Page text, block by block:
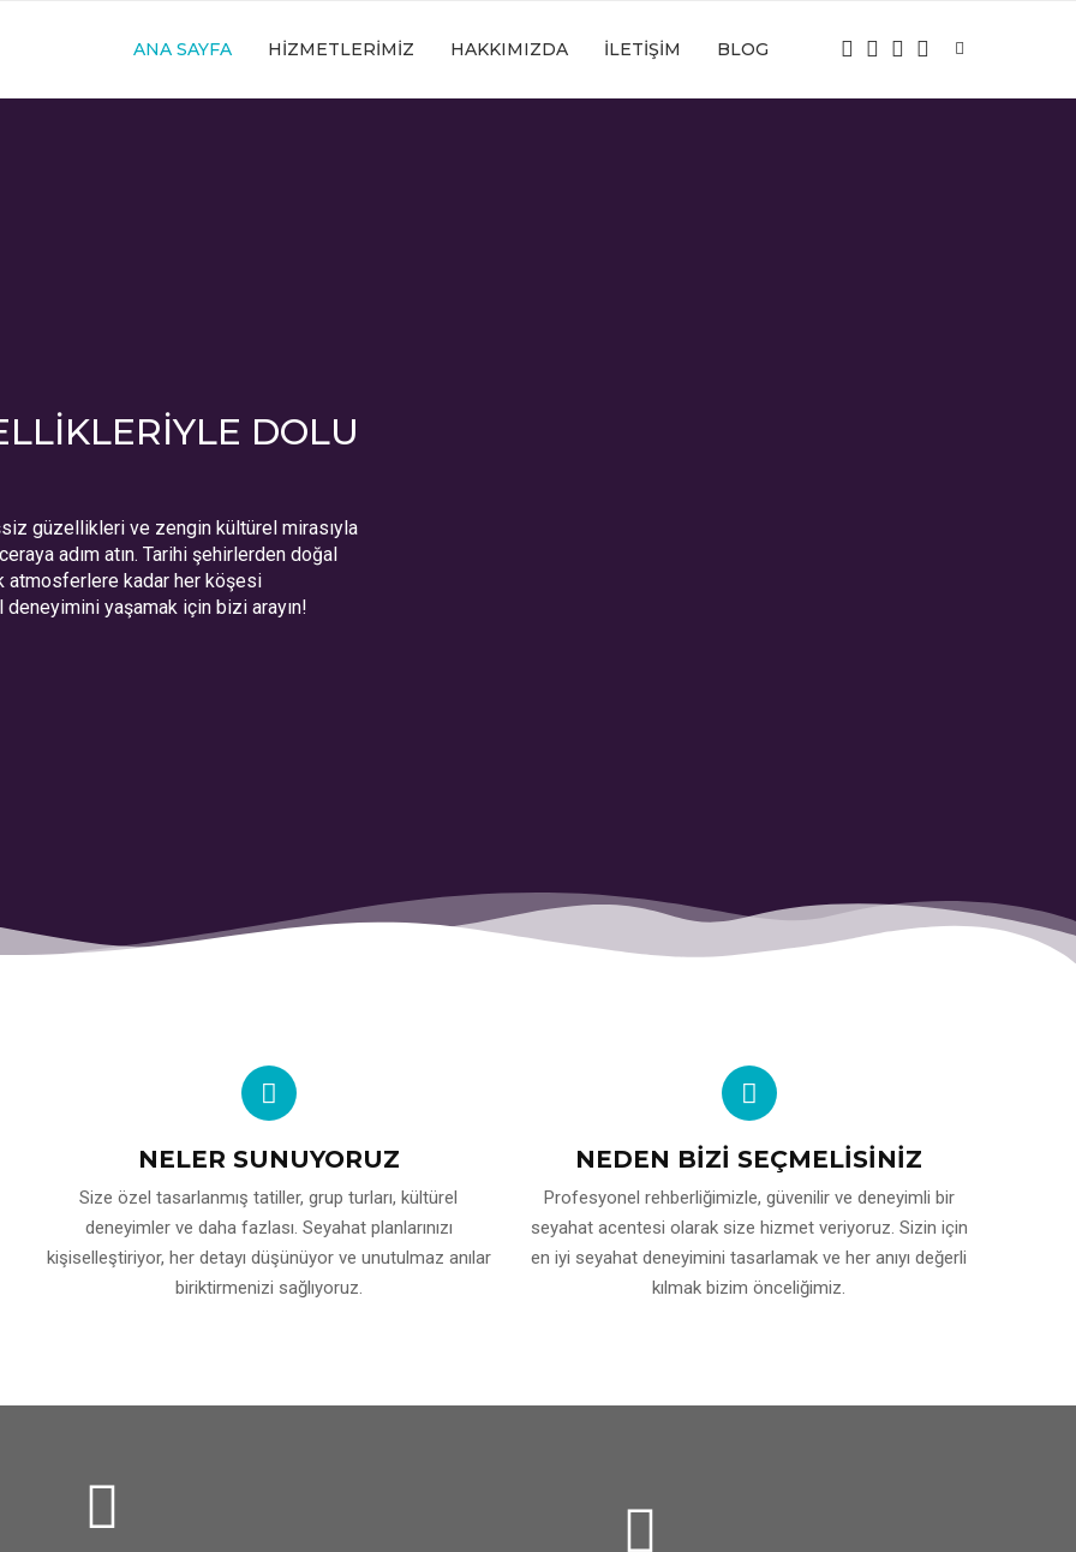
ANA SAYFA HIZMETLERIMIZ HAKKIMIZDA İLETIŞIM BLOG
DOLU
güzellikleri ve zengin kültürel mirasıyla
adım atın. Tarihi şehirlerden doğal
kadar her köşesi
yaşamak için bizi arayın!
NELER SUNUYORUZ
Size özel tasarlanmış tatiller, grup turları, kültürel
deneyimler ve daha fazlası. Seyahat planlarınızı
kişiselleştiriyor, her detayı düşünüyor ve unutulmaz anılar
biriktirmenizi sağlıyoruz.
NEDEN BİZİ SEÇMELİSİNİZ
Profesyonel rehberliğimizle, güvenilir ve deneyimli bir
seyahat acentesi olarak size hizmet veriyoruz. Sizin için
en iyi seyahat deneyimini tasarlamak ve her anıyı değerli
kılmak bizim önceliğimiz.